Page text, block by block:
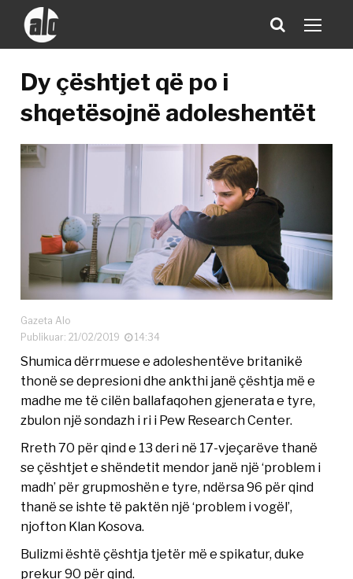
Dy çështjet që po i
shqetësojnë adoleshentët
Gazeta Alo
Publikuar: 21/02/2019
14:34
Shumica dërrmuese e adoleshentëve britanikë
thonë se depresioni dhe ankthi janë çështja më e
madhe me të cilën ballafaqohen gjenerata e tyre,
zbulon një sondazh i ri i Pew Research Center.
Rreth 70 për qind e 13 deri në 17-vjeçarëve thanë
se çështjet e shëndetit mendor janë një ‘problem i
madh’ për grupmoshën e tyre, ndërsa 96 për qind
thanë se ishte të paktën një ‘problem i vogël’,
njofton Klan Kosova.
Bulizmi është çështja tjetër më e spikatur, duke
prekur 90 për qind.